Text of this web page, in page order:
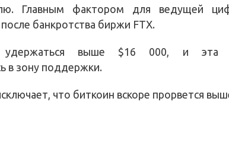
Главным фактором для ведущей
банкротства биржи FTX.
выше $16 000, и эта
в зону поддержки.
что биткоин вскоре прорвется